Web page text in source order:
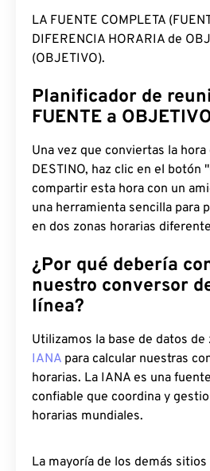
LA FUENTE COMPLETA
DIFERENCIA HORARIA de
(OBJETIVO).
Planificador de
FUENTE a
Una vez que conviertas la hora
DESTINO, haz clic en el botón
compartir esta hora con un
una herramienta sencilla para
en dos zonas horarias
¿Por qué debería
nuestro conversor
línea?
Utilizamos la base de datos de
IANA para calcular nuestras
horarias. La IANA es una
confiable que coordina y
horarias mundiales.
La mayoría de los demás